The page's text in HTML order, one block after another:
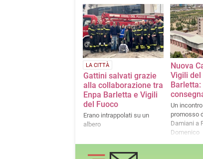
la forte determinazione di
portare avanti i percorsi
strategici già virtuosamente
avviati dal mio
predecessore»
Giuseppe
LA CITTÀ
Gattini salvati grazie
alla collaborazione tra
Enpa Barletta e Vigili
del Fuoco
Erano intrappolati su un
albero
Nuova
Vigili del
Un
promosso
Damiani a
Domenico